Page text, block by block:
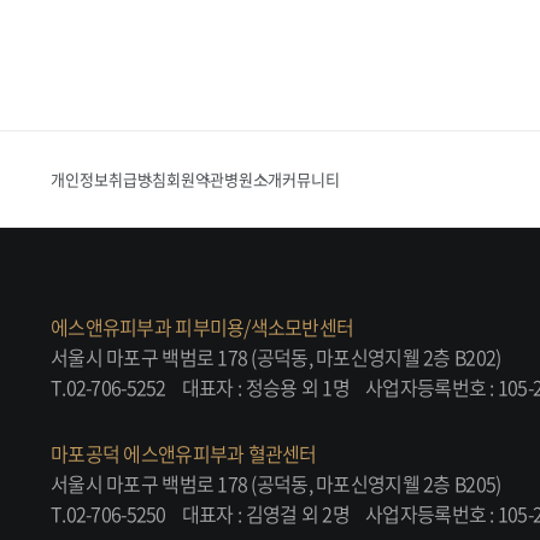
개인정보취급방침회원약관병원소개커뮤니티
에스앤유피부과 피부미용/색소모반센터
서울시 마포구 백범로 178 (공덕동, 마포신영지웰 2층 B202)
T.02-706-5252
대표자 : 정승용 외 1명 사업자등록번호 :
마포공덕 에스앤유피부과 혈관센터
서울시 마포구 백범로 178 (공덕동, 마포신영지웰 2층 B205)
T.02-706-5250
대표자 : 김영걸 외 2명 사업자등록번호 :